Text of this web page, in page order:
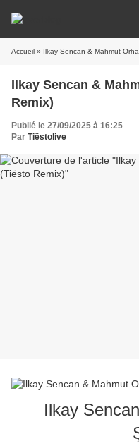
Accueil » Ilkay Sencan & Mahmut
Ilkay Sencan &
Remix)
Publié le 27/09/2025 à 16:25
Par Tiëstolive
Ilkay